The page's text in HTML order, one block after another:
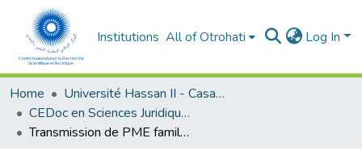
Institutions All of Otrohati Log In
Home
Université Hassan II - Casablanca
CEDoc en Sciences Juridiques, Economiques, Sociales et de Gestion (CED - SJESG)
Transmission de PME familiales au Maroc : Impact sur lesystème de gouvernance